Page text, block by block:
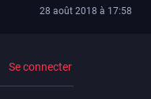
28 août 2018 à 17:58
Se connecter